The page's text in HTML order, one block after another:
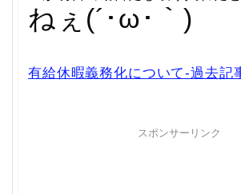
ねぇ(´･ω･｀)
有給休暇義務化について-過去記
スポンサーリンク